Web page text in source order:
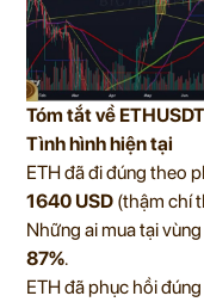
Tóm tắt về ETHUSDT
Tình hình hiện tại
ETH đã đi đúng theo
1640 USD (thậm chí
Những ai mua tại
87%.
ETH đã phục hồi